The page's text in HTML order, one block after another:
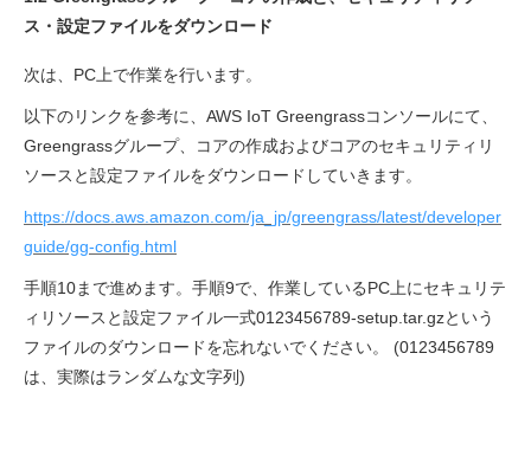
ス・設定ファイルをダウンロード
次は、PC上で作業を行います。
以下のリンクを参考に、AWS IoT Greengrassコンソールにて、
Greengrassグループ、コアの作成およびコアのセキュリティリ
ソースと設定ファイルをダウンロードしていきます。
https://docs.aws.amazon.com/ja_jp/greengrass/latest/developer
guide/gg-config.html
手順10まで進めます。手順9で、作業しているPC上にセキュリテ
ィリソースと設定ファイル一式0123456789-setup.tar.gzという
ファイルのダウンロードを忘れないでください。​ ​​​​(0123456789
は、実際はランダムな文字列)